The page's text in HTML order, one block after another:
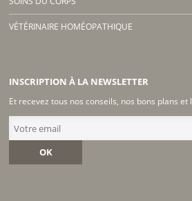
VÉTÉRINAIRE HOMÉOPATHIQUE
INSCRIPTION À LA NEWSLETTER
Et recevez tous nos conseils, nos bons plans
OK